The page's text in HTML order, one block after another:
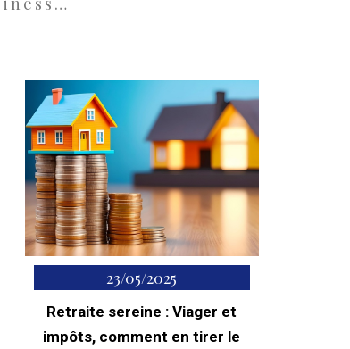
23/05/2025
Retraite sereine : Viager et
impôts, comment en tirer le